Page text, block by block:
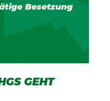
GEHT